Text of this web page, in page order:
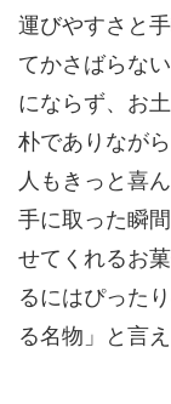
運びやすさと
てかさばらな
にならず、お
朴でありなが
人もきっと喜
手に取った瞬
せてくれるお
るにはぴった
る名物」と言